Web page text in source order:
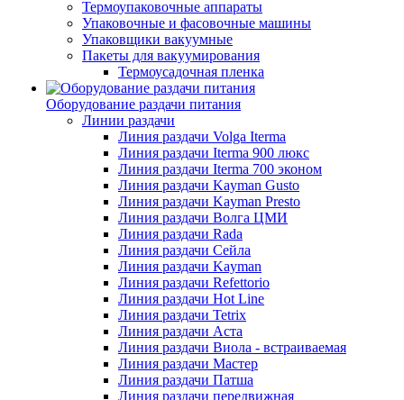
Термоупаковочные аппараты
Упаковочные и фасовочные машины
Упаковщики вакуумные
Пакеты для вакуумирования
Термоусадочная пленка
Оборудование раздачи питания
Линии раздачи
Линия раздачи Volga Iterma
Линия раздачи Iterma 900 люкс
Линия раздачи Iterma 700 эконом
Линия раздачи Kayman Gusto
Линия раздачи Kayman Presto
Линия раздачи Волга ЦМИ
Линия раздачи Rada
Линия раздачи Сейла
Линия раздачи Kayman
Линия раздачи Refettorio
Линия раздачи Hot Line
Линия раздачи Tetrix
Линия раздачи Аста
Линия раздачи Виола - встраиваемая
Линия раздачи Мастер
Линия раздачи Патша
Линия раздачи передвижная